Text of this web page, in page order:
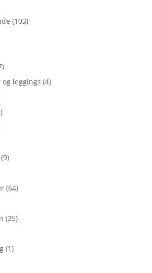
(103)
leggings (4)
(9)
(64)
(35)
(1)